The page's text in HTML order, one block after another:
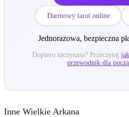
Darmowy tarot online
Jednorazowa, bezpieczna
Dopiero zaczynasz? Przeczytaj
przewodnik dla
Inne Wielkie Arkana